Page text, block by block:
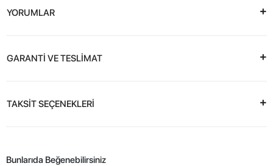
YORUMLAR
GARANTİ VE TESLİMAT
TAKSİT SEÇENEKLERİ
Bunlarıda Beğenebilirsiniz